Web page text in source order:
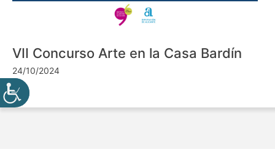
VII Concurso Arte en la Casa Bardín
24/10/2024